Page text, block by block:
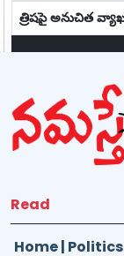
త్రిషపై అనుచిత
Read
Home| Politics